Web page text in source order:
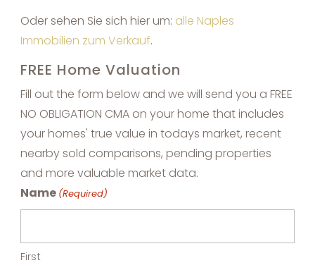
Oder sehen Sie sich hier um: alle Naples
Immobilien zum Verkauf.
FREE Home Valuation
Fill out the form below and we will send you a FREE
NO OBLIGATION CMA on your home that includes
your homes' true value in todays market, recent
nearby sold comparisons, pending properties
and more valuable market data.
Name (Required)
First